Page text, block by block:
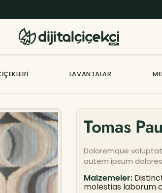
LAVANTALAR
Tomas
Doloremque
autem ipsum
Malzemeler:
molestias laborum